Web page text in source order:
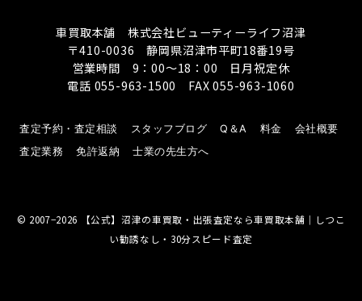
車買取本舗 株式会社ビューティーライフ沼津
〒410-0036 静岡県沼津市平町18番19号
営業時間 9：00～18：00 日月祝定休
電話 055-963-1500 FAX 055-963-1060
査定予約・査定相談 スタッフブログ Q＆A 料金
会社概要
査定業務
免許返納 士業の先生方へ
© 2007−2026
【公式】沼津の車買取・出張査定なら車買取本舗｜しつこ
い勧誘なし・30分スピード査定